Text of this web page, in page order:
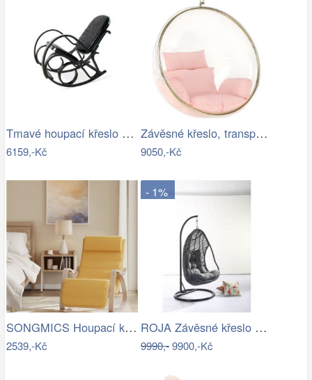
Tmavé houpací křeslo z přírodní ovčí…
6159,-Kč
Závěsné křeslo, transparentní/zlatá…
9050,-Kč
SONGMICS Houpací křeslo polstrované…
2539,-Kč
- 1%
ROJA Závěsné křeslo CALI antracit
9990,-9900,-Kč